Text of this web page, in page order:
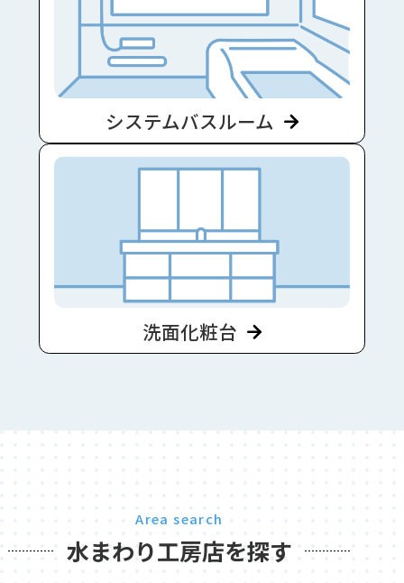
システムバスルーム
洗面化粧台
Area search
水まわり工房店を探す